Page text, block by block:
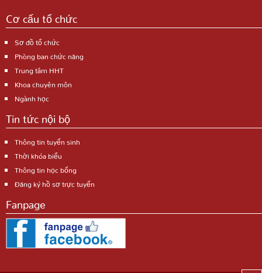
Cơ cấu tổ chức
Sơ đồ tổ chức
Phòng ban chức năng
Trung tâm HHT
Khoa chuyên môn
Ngành học
Tin tức nội bộ
Thông tin tuyển sinh
Thời khóa biểu
Thông tin học bổng
Đăng ký hồ sơ trực tuyến
Fanpage